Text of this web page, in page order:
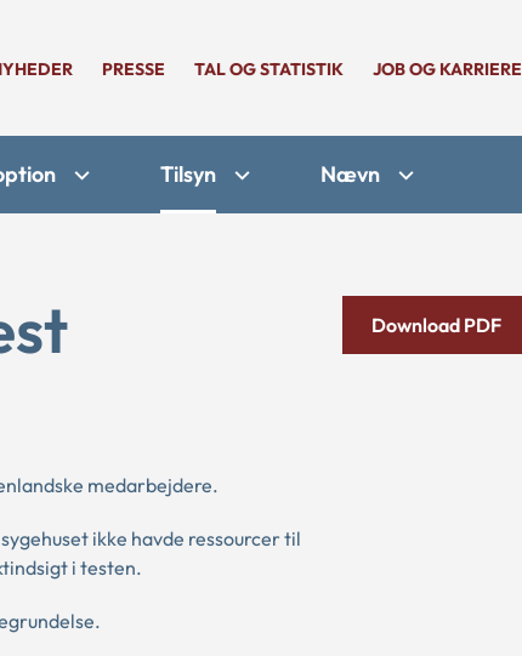
PRESSE TAL OG STATISTIK JOB OG KARRIERE
Tilsyn Nævn
medarbejdere.
ikke havde ressourcer til
i testen.
Download PDF